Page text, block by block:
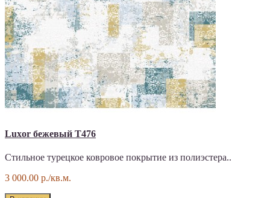
Luxor бежевый T476
Стильное турецкое ковровое покрытие из полиэстера..
3 000.00 р./кв.м.